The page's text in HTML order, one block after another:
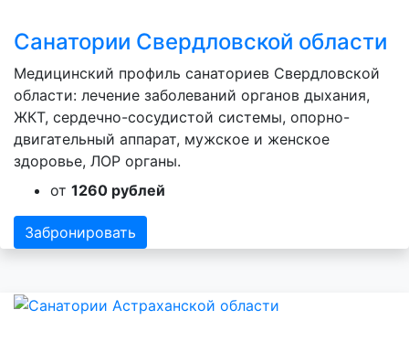
Санатории Свердловской области
Медицинский профиль санаториев Свердловской
области: лечение заболеваний органов дыхания,
ЖКТ, сердечно-сосудистой системы, опорно-
двигательный аппарат, мужское и женское
здоровье, ЛОР органы.
от 1260 рублей
Забронировать